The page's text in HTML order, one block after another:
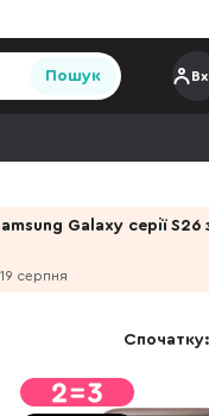
Пошук
Galaxy серії S26
серпня
Спочатку: